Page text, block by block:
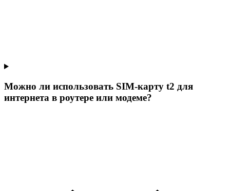
Можно ли использовать SIM-карту t2 для
интернета в роутере или модеме?